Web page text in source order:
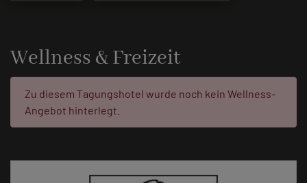
Wellness & Freizeit
Fehler:
Zu diesem Tagungshotel wurde noch kein Wellness-
Angebot hinterlegt.